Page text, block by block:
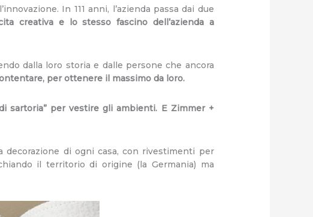
In 111 anni, l’azienda passa dai due
creativa e lo stesso fascino dell’azienda a
dalla loro storia e dalle persone che ancora
per ottenere il massimo da loro.
sartoria” per vestire gli ambienti. E Zimmer +
di ogni casa, con rivestimenti per
il territorio di origine (la Germania) ma